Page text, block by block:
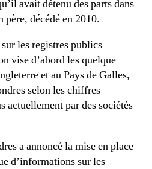
avait détenu des parts dans
père, décédé en 2010.
les registres publics
vise d’abord les quelque
et au Pays de Galles,
selon les chiffres
actuellement par des sociétés
a annoncé la mise en place
d’informations sur les